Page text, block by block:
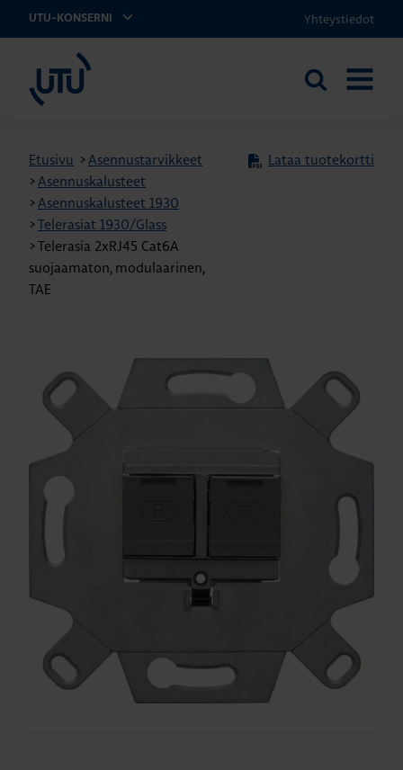
UTU-KONSERNI Yhteystiedot
Etsi
Etusivu >Asennustarvikkeet
>Asennuskalusteet
>Asennuskalusteet 1930
>Telerasiat 1930/Glass
>Telerasia 2xRJ45 Cat6A
suojaamaton, modulaarinen,
TAE
Lataa tuotekortti